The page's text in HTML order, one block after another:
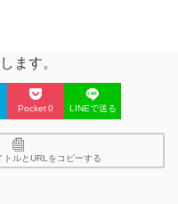
ます。
Pocket0 LINEで送る
トルとURLをコピーする